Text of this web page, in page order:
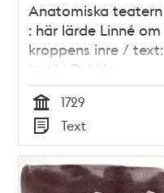
Anatomiska teatern
: här lärde Linné om
kroppens inre / text:
Ingrid Dyhlén-
Täckman
Tid
1729
Typ
Text